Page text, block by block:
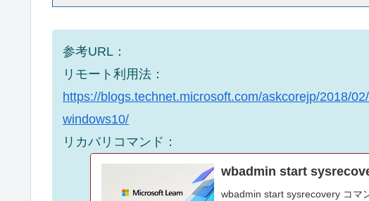
参考URL：
リモート利用法：
https://blogs.technet.microsoft.com/askcorejp/2018/
windows10/
リカバリコマンド：
wbadmin start
wbadmin start sysrecovery コマ